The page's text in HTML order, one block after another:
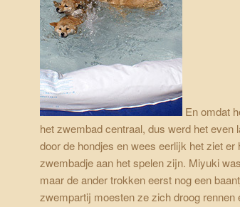
En omdat
het zwembad centraal, dus werd het
door de hondjes en wees eerlijk het ziet er
zwembadje aan het spelen zijn. Miyuki
maar de ander trokken eerst nog een
zwempartij moesten ze zich droog